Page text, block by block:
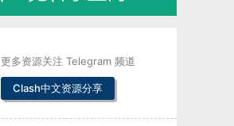
更多资源关注 Telegram 频道
Clash中文资源分享